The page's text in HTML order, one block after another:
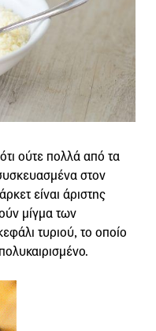
ούτε πολλά από τα
στον
είναι άριστης
μίγμα των
τυριού, το οποίο